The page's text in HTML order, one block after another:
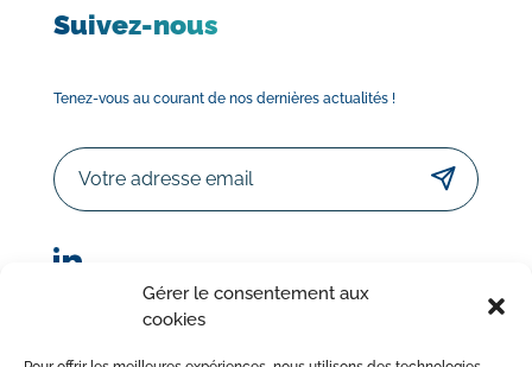
Gérer le consentement aux
cookies
Suivez-nous
Tenez-vous au courant de nos dernières actualités !
Email
© Sorodist 2023 – Tous droits réservés | Réalisation :